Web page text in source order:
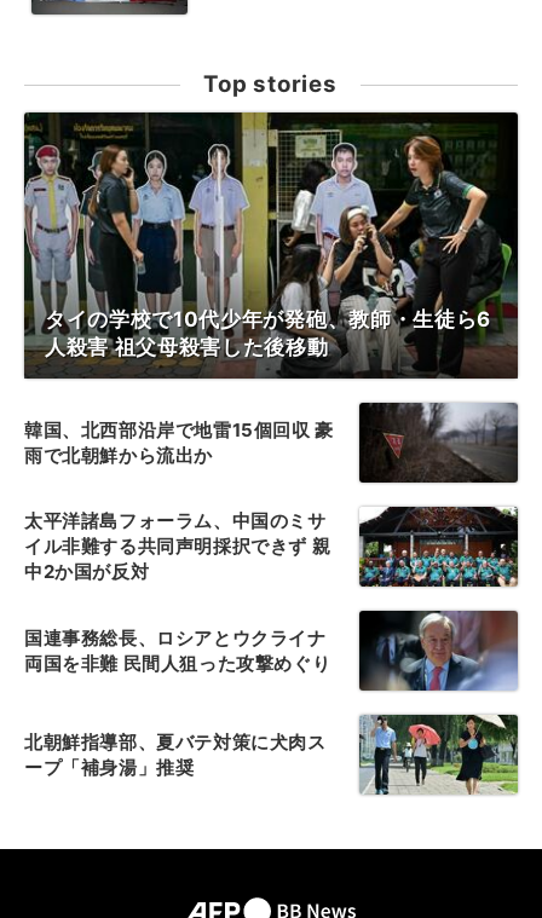
Top stories
タイの学校で10代少年が発砲、教師・生徒ら6
人殺害 祖父母殺害した後移動
韓国、北西部沿岸で地雷15個回収 豪
雨で北朝鮮から流出か
太平洋諸島フォーラム、中国のミサ
イル非難する共同声明採択できず 親
中2か国が反対
国連事務総長、ロシアとウクライナ
両国を非難 民間人狙った攻撃めぐり
北朝鮮指導部、夏バテ対策に犬肉ス
ープ「補身湯」推奨